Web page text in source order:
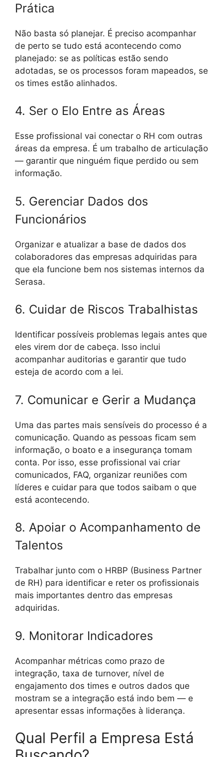
Prática
Não basta só planejar. É preciso acompanhar
de perto se tudo está acontecendo como
planejado: se as políticas estão sendo
adotadas, se os processos foram mapeados, se
os times estão alinhados.
4. Ser o Elo Entre as Áreas
Esse profissional vai conectar o RH com outras
áreas da empresa. É um trabalho de articulação
— garantir que ninguém fique perdido ou sem
informação.
5. Gerenciar Dados dos
Funcionários
Organizar e atualizar a base de dados dos
colaboradores das empresas adquiridas para
que ela funcione bem nos sistemas internos da
Serasa.
6. Cuidar de Riscos Trabalhistas
Identificar possíveis problemas legais antes que
eles virem dor de cabeça. Isso inclui
acompanhar auditorias e garantir que tudo
esteja de acordo com a lei.
7. Comunicar e Gerir a Mudança
Uma das partes mais sensíveis do processo é a
comunicação. Quando as pessoas ficam sem
informação, o boato e a insegurança tomam
conta. Por isso, esse profissional vai criar
comunicados, FAQ, organizar reuniões com
líderes e cuidar para que todos saibam o que
está acontecendo.
8. Apoiar o Acompanhamento de
Talentos
Trabalhar junto com o HRBP (Business Partner
de RH) para identificar e reter os profissionais
mais importantes dentro das empresas
adquiridas.
9. Monitorar Indicadores
Acompanhar métricas como prazo de
integração, taxa de turnover, nível de
engajamento dos times e outros dados que
mostram se a integração está indo bem — e
apresentar essas informações à liderança.
Qual Perfil a Empresa Está